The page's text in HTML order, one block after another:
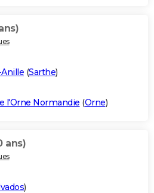
(Sarthe)
l'Orne Normandie (Orne)
ans)
)